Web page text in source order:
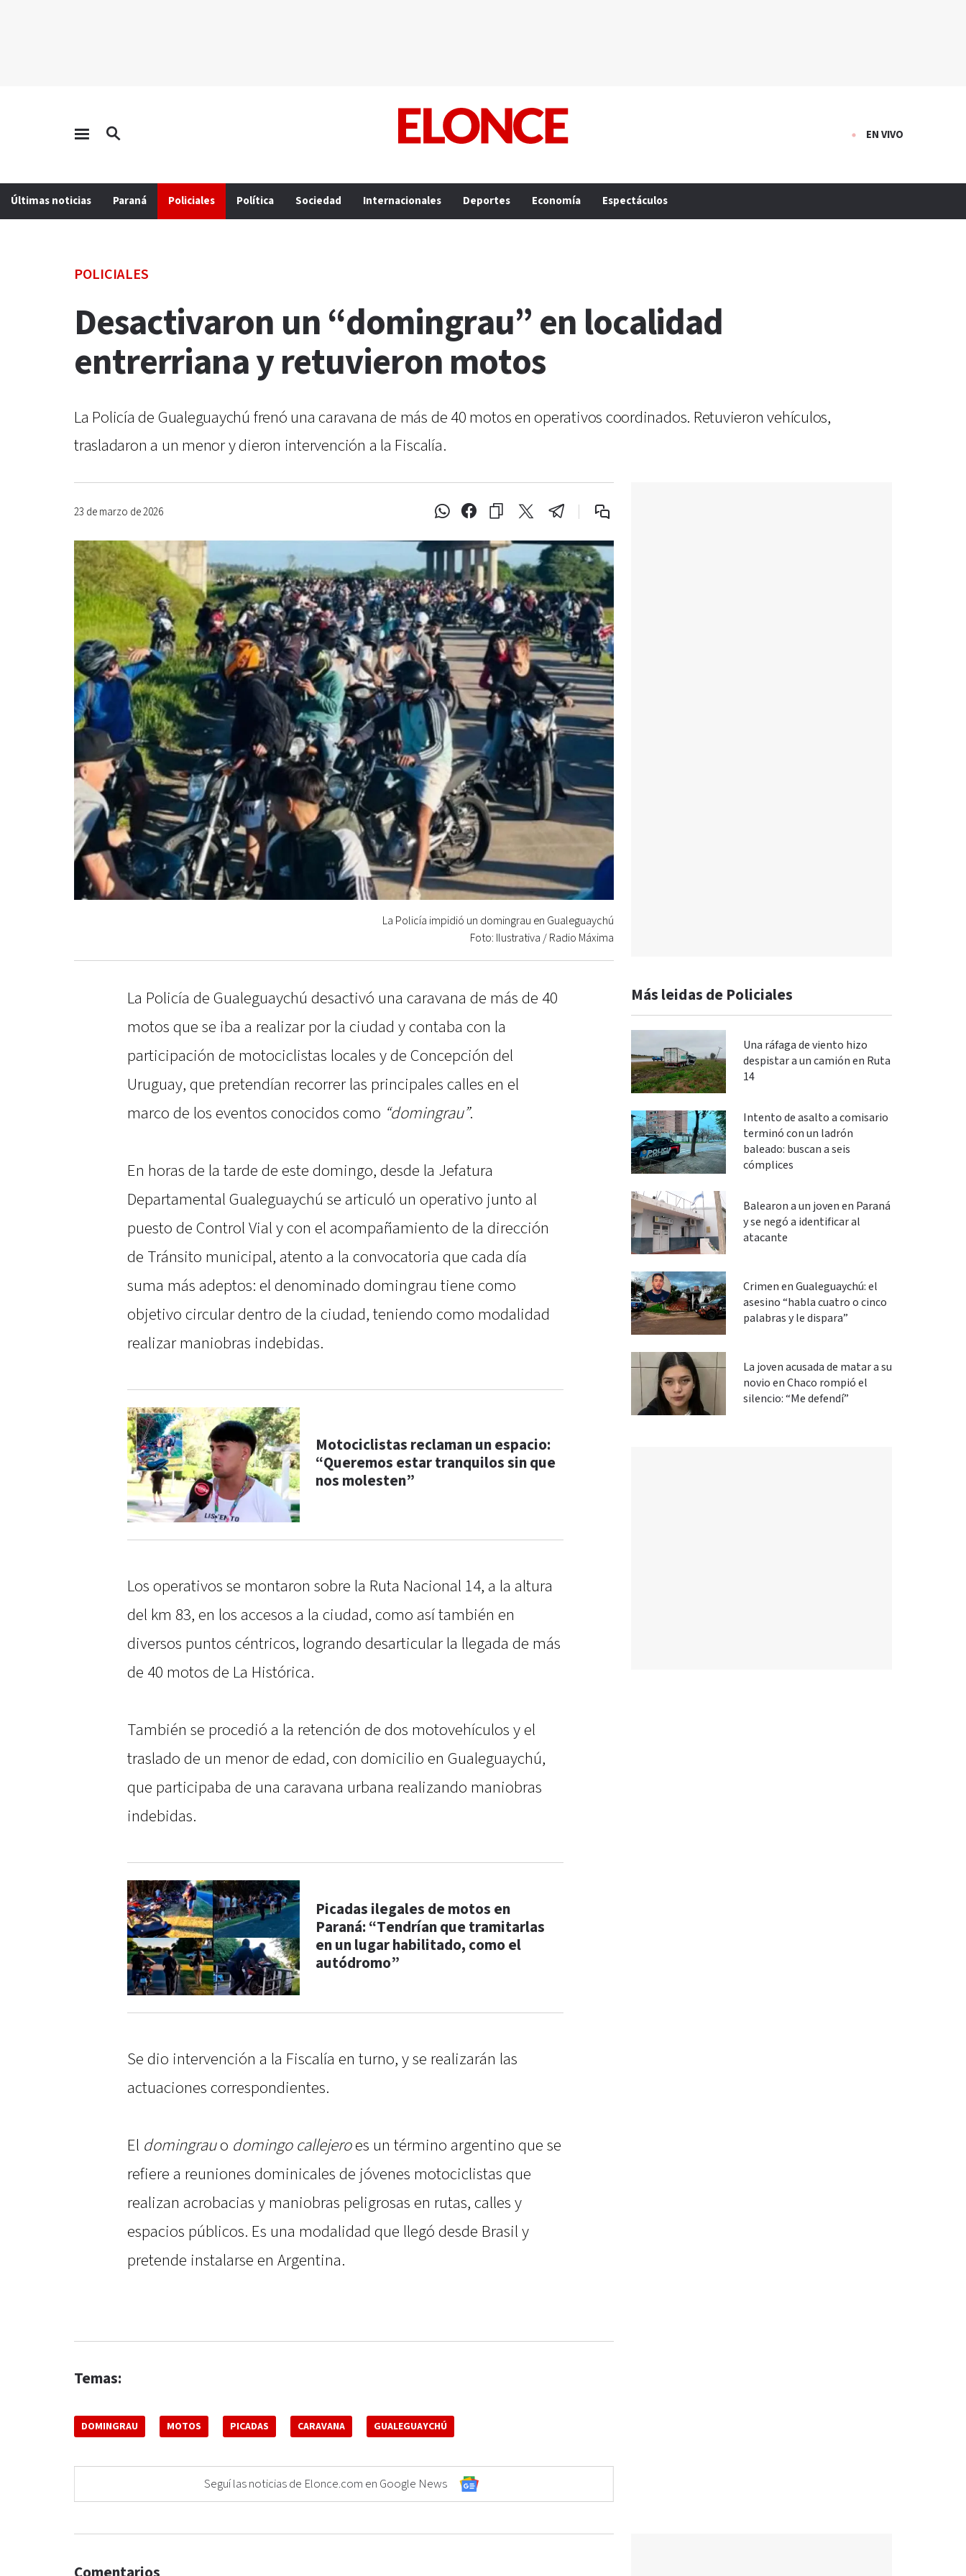
EN VIVO
Últimas noticias Paraná Policiales Política Sociedad Internacionales Deportes Economía Espectáculos
POLICIALES
Desactivaron un “domingrau” en localidad
entrerriana y retuvieron motos
La Policía de Gualeguaychú frenó una caravana de más de 40 motos en operativos coordinados. Retuvieron vehículos,
trasladaron a un menor y dieron intervención a la Fiscalía.
23 de marzo de 2026
La Policía impidió un domingrau en Gualeguaychú
Foto: Ilustrativa / Radio Máxima
La Policía de Gualeguaychú desactivó una caravana de más de 40
motos que se iba a realizar por la ciudad y contaba con la
participación de motociclistas locales y de Concepción del
Uruguay, que pretendían recorrer las principales calles en el
marco de los eventos conocidos como “domingrau”.
En horas de la tarde de este domingo, desde la Jefatura
Departamental Gualeguaychú se articuló un operativo junto al
puesto de Control Vial y con el acompañamiento de la dirección
de Tránsito municipal, atento a la convocatoria que cada día
suma más adeptos: el denominado domingrau tiene como
objetivo circular dentro de la ciudad, teniendo como modalidad
realizar maniobras indebidas.
Motociclistas reclaman un espacio:
“Queremos estar tranquilos sin que
nos molesten”
Los operativos se montaron sobre la Ruta Nacional 14, a la altura
del km 83, en los accesos a la ciudad, como así también en
diversos puntos céntricos, logrando desarticular la llegada de más
de 40 motos de La Histórica.
También se procedió a la retención de dos motovehículos y el
traslado de un menor de edad, con domicilio en Gualeguaychú,
que participaba de una caravana urbana realizando maniobras
indebidas.
Picadas ilegales de motos en
Paraná: “Tendrían que tramitarlas
en un lugar habilitado, como el
autódromo”
Se dio intervención a la Fiscalía en turno, y se realizarán las
actuaciones correspondientes.
El domingrauo domingo callejeroes un término argentino que se
refiere a reuniones dominicales de jóvenes motociclistas que
realizan acrobacias y maniobras peligrosas en rutas, calles y
espacios públicos. Es una modalidad que llegó desde Brasil y
pretende instalarse en Argentina.
Temas:
DOMINGRAU MOTOS PICADAS CARAVANA GUALEGUAYCHÚ
Seguí las noticias de Elonce.com en Google News
Más leidas de Policiales
Una ráfaga de viento hizo
despistar a un camión en Ruta
14
Intento de asalto a comisario
terminó con un ladrón
baleado: buscan a seis
cómplices
Balearon a un joven en Paraná
y se negó a identificar al
atacante
Crimen en Gualeguaychú: el
asesino “habla cuatro o cinco
palabras y le dispara”
La joven acusada de matar a su
novio en Chaco rompió el
silencio: “Me defendí”